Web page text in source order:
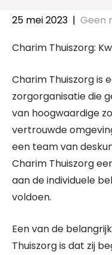
25 mei 2023 | Geen
Charim Thuiszorg:
Charim Thuiszorg is
zorgorganisatie die
van hoogwaardige
vertrouwde
een team van
Charim Thuiszorg
aan de individuele
voldoen.
Een van de
Thuiszorg is dat zij